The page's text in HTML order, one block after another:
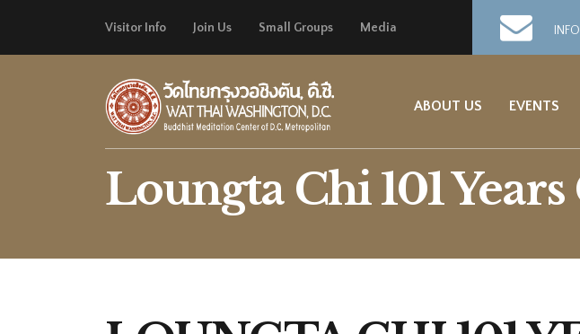
Visitor Info Join Us Small Groups Media
ABOUT US EVENTS
Loungta Chi 101